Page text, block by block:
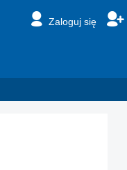
Zaloguj się